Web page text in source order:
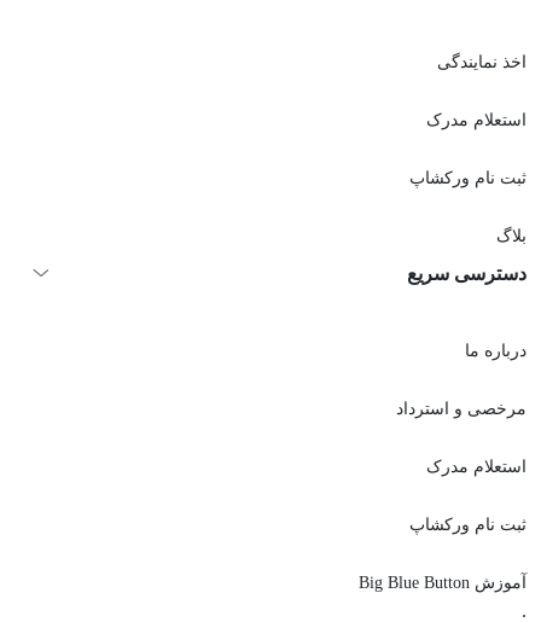
اخذ نمايندگی
استعلام مدرک
ثبت نام ورکشاپ
بلاگ
دسترسی سریع
درباره ما
مرخصی و استرداد
استعلام مدرک
ثبت نام ورکشاپ
آموزش Big Blue Button
.